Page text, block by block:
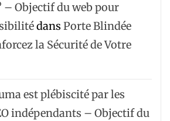
– Objectif du web pour
dans Porte Blindée
la Sécurité de Votre
est plébiscité par les
indépendants – Objectif du